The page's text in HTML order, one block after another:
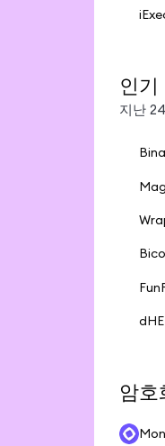
인기
지난
암호